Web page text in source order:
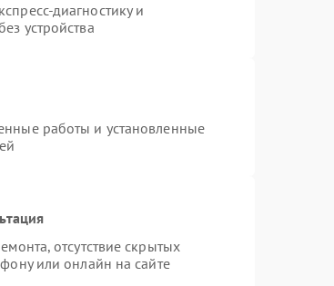
диагностику и
устройства
работы и установленные
отсутствие скрытых
или онлайн на сайте